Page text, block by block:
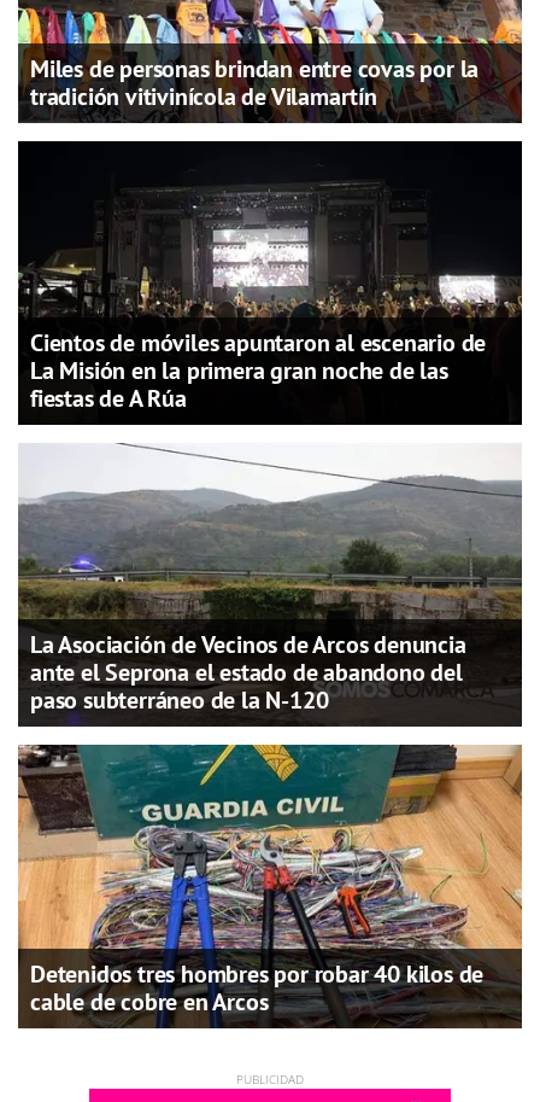
Miles de personas brindan entre covas por la
tradición vitivinícola de Vilamartín
Cientos de móviles apuntaron al escenario de
La Misión en la primera gran noche de las
fiestas de A Rúa
La Asociación de Vecinos de Arcos denuncia
ante el Seprona el estado de abandono del
paso subterráneo de la N-120
Detenidos tres hombres por robar 40 kilos de
cable de cobre en Arcos